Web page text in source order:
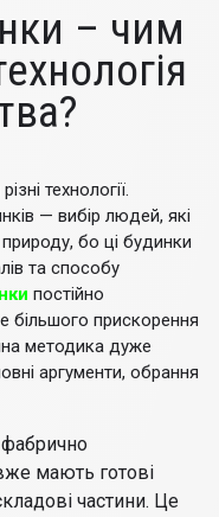
– чим
технології.
— вибір людей, які
бо ці будинки
та способу
постійно
прискорення
методика дуже
аргументи, обрання
фабрично
мають готові
частини. Це